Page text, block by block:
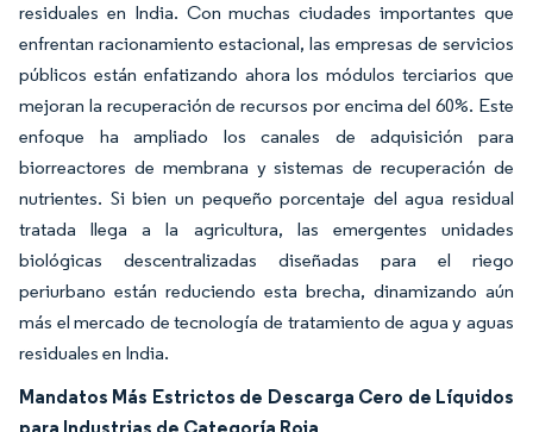
residuales en India. Con muchas ciudades importantes que
enfrentan racionamiento estacional, las empresas de servicios
públicos están enfatizando ahora los módulos terciarios que
mejoran la recuperación de recursos por encima del 60%. Este
enfoque ha ampliado los canales de adquisición para
biorreactores de membrana y sistemas de recuperación de
nutrientes. Si bien un pequeño porcentaje del agua residual
tratada llega a la agricultura, las emergentes unidades
biológicas descentralizadas diseñadas para el riego
periurbano están reduciendo esta brecha, dinamizando aún
más el mercado de tecnología de tratamiento de agua y aguas
residuales en India.
Mandatos Más Estrictos de Descarga Cero de Líquidos
para Industrias de Categoría Roja